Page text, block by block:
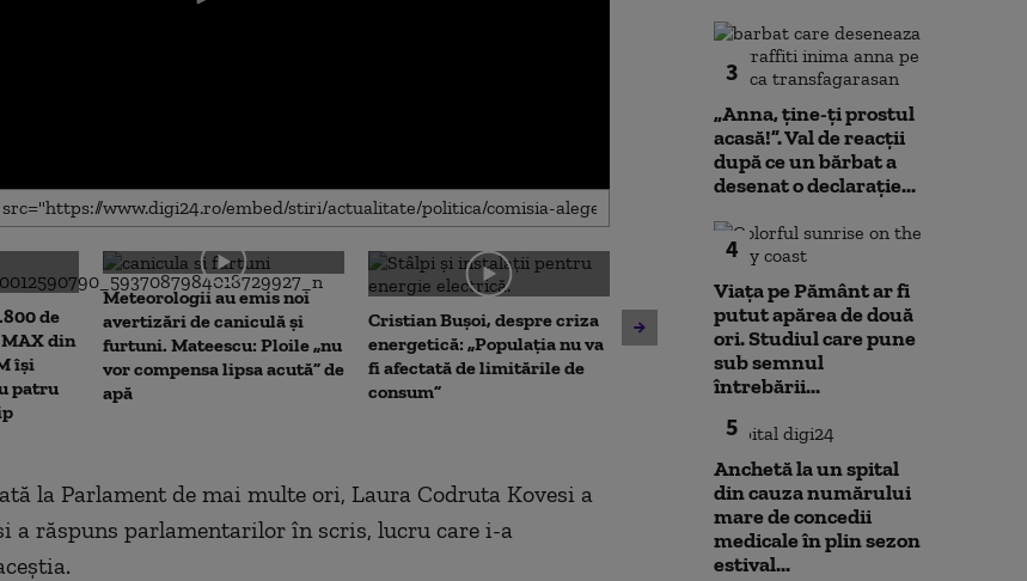
de
MAX din
își
patru
Meteorologii au emis noi
avertizări de caniculă și
furtuni. Mateescu: Ploile „nu
vor compensa lipsa acută” de
apă
Cristian Bușoi, despre criza
energetică: „Populația nu va
fi afectată de limitările de
consum”
Noi verificări pe aeroportul
din Leipzig: sute de polițiști
caută o a doua dronă.
Varianta exclusă de
anchetatori
Societatea de
București și-a
insolvența
la Parlament de mai multe ori, Laura Codruta Kovesi a
a răspuns parlamentarilor în scris, lucru care i-a
3
„Anna, ţine-ţi prostul
acasă!”. Val de reacții
după ce un bărbat a
desenat o declarație...
4
Viața pe Pământ ar fi
putut apărea de două
ori. Studiul care pune
sub semnul
întrebării...
5
Anchetă la un spital
din cauza numărului
mare de concedii
medicale în plin sezon
estival...